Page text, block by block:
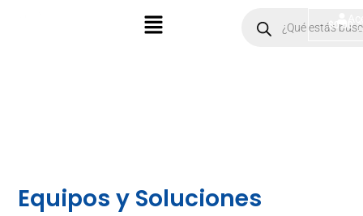
Menú
search
$0.00
Equipos y Soluciones